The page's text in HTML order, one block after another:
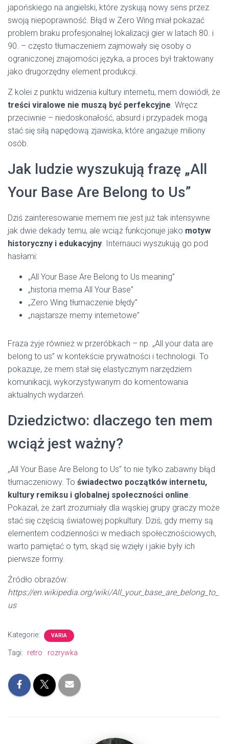
japońskiego na angielski, które zyskują nowy sens przez
swoją niepoprawność. Błąd w Zero Wing miał pokazać
problem braku profesjonalnej lokalizacji gier w latach 80. i
90. – często tłumaczeniem zajmowały się osoby o
ograniczonej znajomości języka, a proces był traktowany
jako drugorzędny element produkcji.
Z kolei z punktu widzenia kultury internetu, mem dowiódł, że
treści viralowe nie muszą być perfekcyjne. Wręcz
przeciwnie – niedoskonałość, absurd i przypadek mogą
stać się siłą napędową zjawiska, które angażuje miliony
osób.
Jak ludzie wyszukują frazę „All
Your Base Are Belong to Us”
Dziś zainteresowanie memem nie jest już tak intensywne
jak dwie dekady temu, ale wciąż funkcjonuje jako motyw
historyczny i edukacyjny. Internauci wyszukują go pod
hasłami:
„All Your Base Are Belong to Us meaning”
„historia mema All Your Base”
„Zero Wing tłumaczenie błędy”
„najstarsze memy internetowe”
Fraza żyje również w przeróbkach – np. „All your data are
belong to us” w kontekście prywatności i technologii. To
pokazuje, że mem stał się elastycznym narzędziem
komunikacji, wykorzystywanym do komentowania
aktualnych wydarzeń.
Dziedzictwo: dlaczego ten mem
wciąż jest ważny?
„All Your Base Are Belong to Us” to nie tylko zabawny błąd
tłumaczeniowy. To świadectwo początków internetu,
kultury remiksu i globalnej społeczności online.
Pokazał, że żart zrozumiały dla wąskiej grupy graczy może
stać się częścią światowej popkultury. Dziś, gdy memy są
elementem codzienności w mediach społecznościowych,
warto pamiętać o tym, skąd się wzięły i jakie były ich
pierwsze formy.
Źródło obrazów:
https://en.wikipedia.org/wiki/All_your_base_are_belong_to_
us
Kategorie: VARIA
Tagi: retro rozrywka